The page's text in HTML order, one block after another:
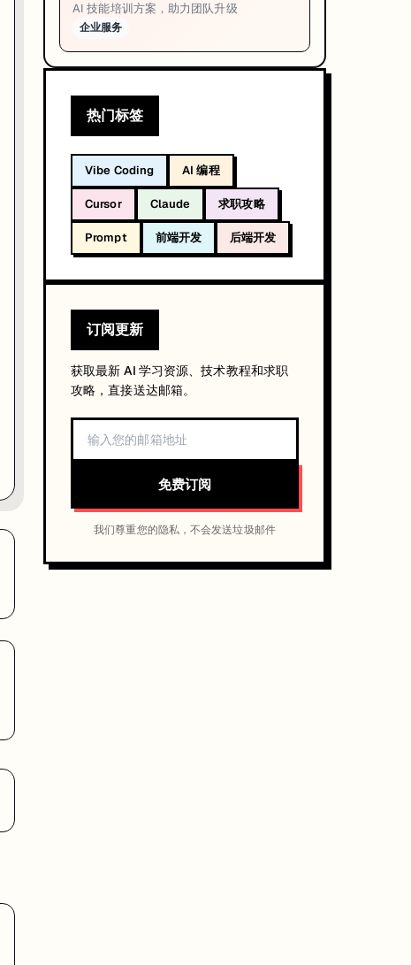
AI 技能培训方案，助力团队升级
企业服务
热门标签
Vibe Coding AI 编程
Cursor Claude 求职攻略
Prompt 前端开发 后端开发
订阅更新
获取最新 AI 学习资源、技术教程和求职
攻略，直接送达邮箱。
免费订阅
我们尊重您的隐私，不会发送垃圾邮件